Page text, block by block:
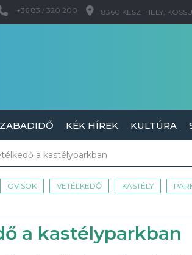
+36 83 / 320 200 8360 KESZTHELY,
KÉK HÍREK KULTÚRA
a kastélyparkban
OVISOK VETÉLKEDŐ KASTÉLY
a kastélyparkban